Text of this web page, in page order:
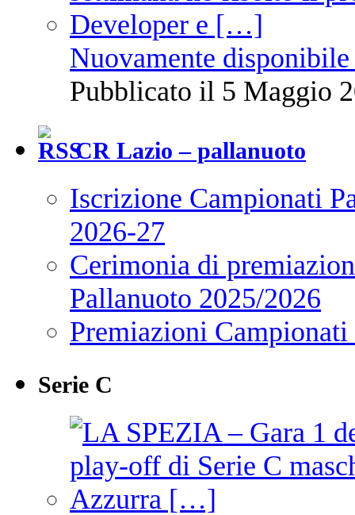
Nuovamente
Pubblicato il 5 Maggio
CR Lazio – pallanuoto
Iscrizione Campionati
2026-27
Cerimonia di
Pallanuoto 2025/2026
Premiazioni
Serie C